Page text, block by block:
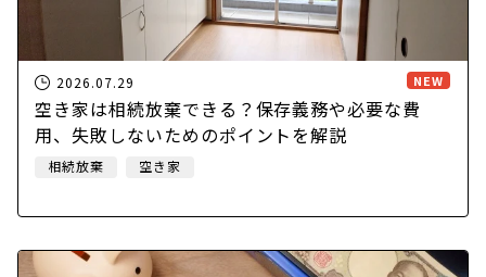
NEW
2026.07.29
空き家は相続放棄できる？保存義務や必要な費
用、失敗しないためのポイントを解説
相続放棄 空き家